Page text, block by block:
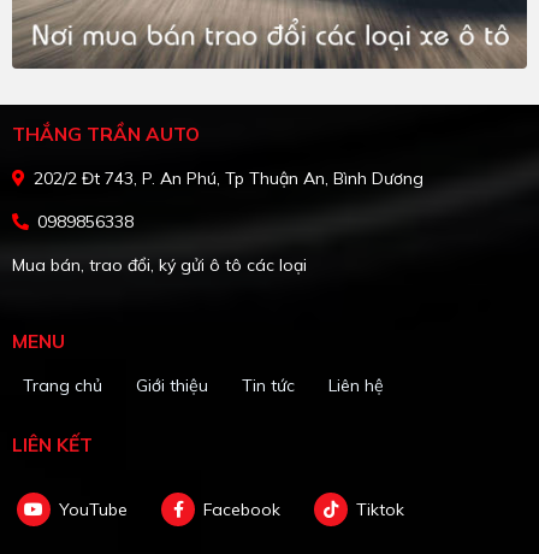
THẮNG TRẦN AUTO
202/2 Đt 743, P. An Phú, Tp Thuận An, Bình Dương
0989856338
Mua bán, trao đổi, ký gửi ô tô các loại
MENU
Trang chủ Giới thiệu Tin tức Liên hệ
LIÊN KẾT
YouTube Facebook Tiktok